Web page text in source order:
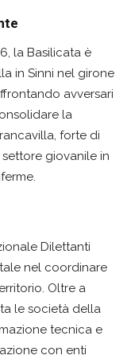
la Basilicata è
in Sinni nel girone
avversari
la
forte di
giovanile in
Dilettanti
nel coordinare
Oltre a
le società della
tecnica e
con enti